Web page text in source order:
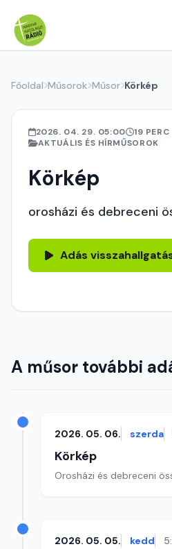
Főoldal Műsorok Műsor Körkép
2026. 04. 29. 05:00
19 PERC
AKTUÁLIS ÉS HÍRMŰSOROK
Körkép
orosházi és debreceni
Adás
A műsor további
2026. 05. 06. szerda
Körkép
Orosházi és debreceni
2026. 05. 05. kedd